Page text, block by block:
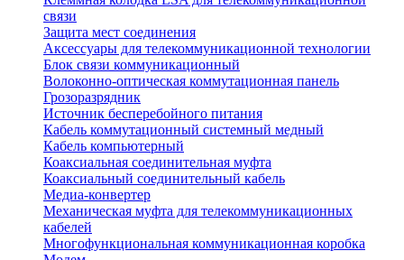
связи
Защита мест соединения
Аксессуары для телекоммуникационной технологии
Блок связи коммуникационный
Волоконно-оптическая коммутационная панель
Грозоразрядник
Источник бесперебойного питания
Кабель коммутационный системный медный
Кабель компьютерный
Коаксиальная соединительная муфта
Коаксиальный соединительный кабель
Медиа-конвертер
Механическая муфта для телекоммуникационных
кабелей
Многофункциональная коммуникационная коробка